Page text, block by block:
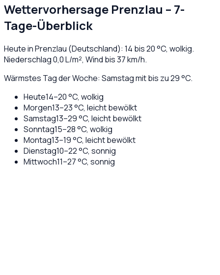
Wettervorhersage Prenzlau – 7-
Tage-Überblick
Heute inPrenzlau (Deutschland): 14 bis20°C, wolkig.
Niederschlag0,0L/m², Wind bis37km/h.
Wärmstes Tag der Woche: Samstag mit bis zu 29 °C.
Heute14–20°C, wolkig
Morgen13–23°C, leicht bewölkt
Samstag13–29°C, leicht bewölkt
Sonntag15–28°C, wolkig
Montag13–19°C, leicht bewölkt
Dienstag10–22°C, sonnig
Mittwoch11–27°C, sonnig